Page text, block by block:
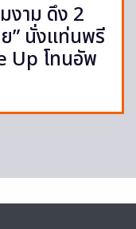
งาม ดึง 2
” นั่งแท่นพรี
Up โทนอัพ